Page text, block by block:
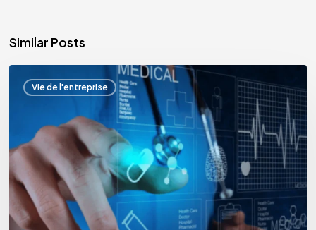
Similar Posts
Vie de l'entreprise
Finance
des
acteurs
de
la
HealthTech